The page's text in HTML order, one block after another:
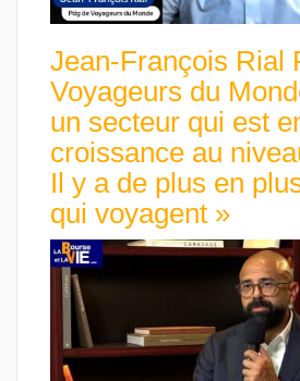
Jean-François Rial
Voyageurs du
un secteur qui est
croissance au
Il y a de plus en
qui voyagent »